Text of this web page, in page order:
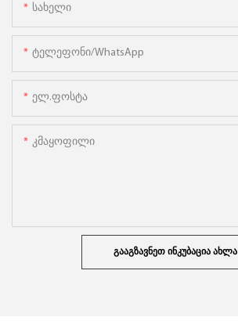
Სახელი
Ტელეფონი/WhatsApp
Ელ.ფოსტა
Კმაყოფილი
ᲒᲐᲐᲒᲖᲐᲕᲜᲔᲗ ᲘᲜᲙᲣᲑᲐᲪᲘᲐ ᲐᲮᲚᲐ